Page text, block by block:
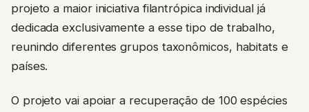
projeto a maior iniciativa filantrópica individual já
dedicada exclusivamente a esse tipo de trabalho,
reunindo diferentes grupos taxonômicos, habitats e
países.
O projeto vai apoiar a recuperação de 100 espécies